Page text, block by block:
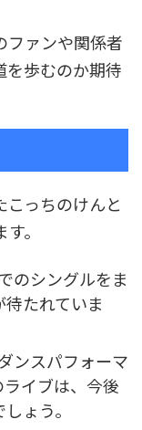
ファンや関係者
を歩むのか期待
っちのけんと
。
のシングルをま
たれていま
ンスパフォーマ
イブは、今後
ょう。